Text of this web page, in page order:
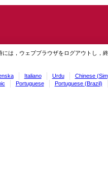
は，ウェブブラウザをログアウトし，
Italiano Urdu Chinese
Portuguese Portuguese (Brazil)